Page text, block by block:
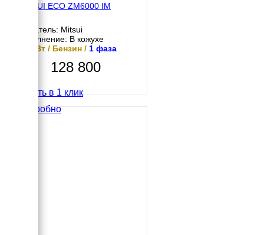
MITSUI ECO ZM6000 IM
Двигатель: Mitsui
Исполнение: В кожухе
5.5 кВт / Бензин / 1 фаза
128 800
Купить в 1 клик
Подробно